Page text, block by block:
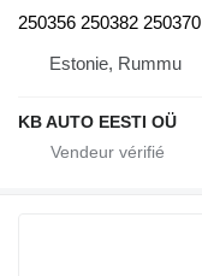
250356 250382 250370
Estonie, Rummu
KB AUTO EESTI OÜ